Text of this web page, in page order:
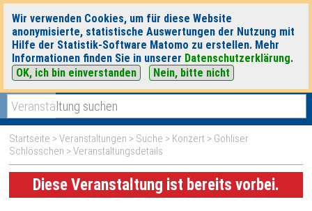
Wir verwenden Cookies, um für diese Website
anonymisierte, statistische Auswertungen der Nutzung mit
Hilfe der Statistik-Software Matomo zu erstellen. Mehr
Informationen finden Sie in unserer Datenschutzerklärung.
OK, ich bin einverstanden
Nein, bitte nicht
heute|morgen|
Startseite >Veranstaltungen > Suche > Konzert > Gohliser
Schlösschen > Veranstaltungsdetails
Diese Veranstaltung ist bereits vorbei.